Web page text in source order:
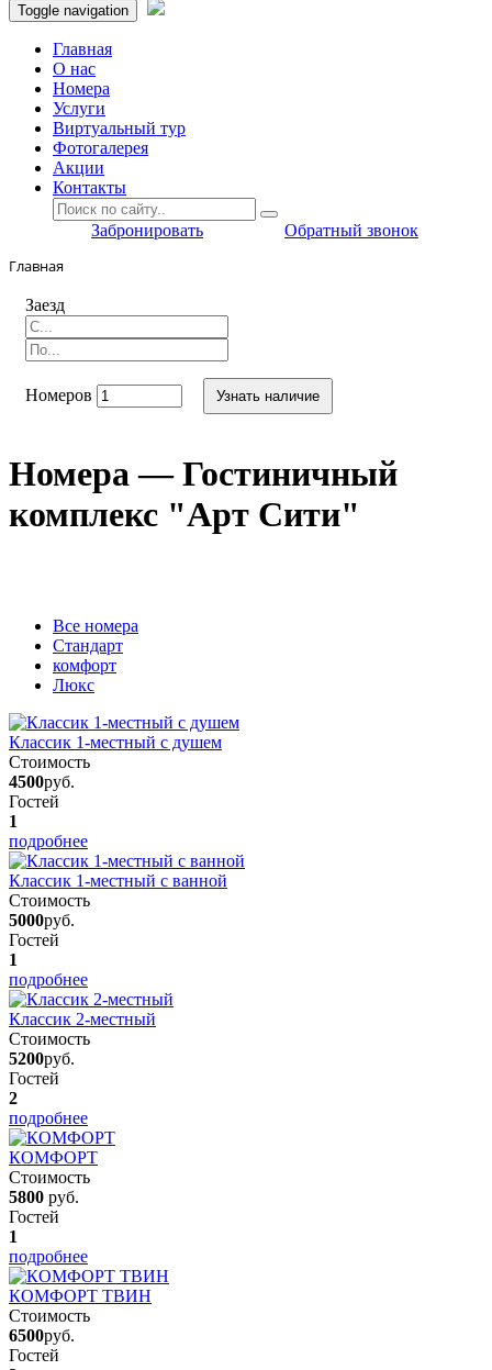
Toggle navigation
Главная
O нас
Номера
Услуги
Виртуальный тур
Фотогалерея
Акции
Контакты
Забронировать Обратный звонок
Главная
Заезд
Номеров Узнать наличие
Номера — Гостиничный
комплекс "Арт Сити"
Вcе номера
Стандарт
комфорт
Люкс
Классик 1-местный с душем
Стоимость
4500руб.
Гостей
1
подробнее
Классик 1-местный с ванной
Стоимость
5000руб.
Гостей
1
подробнее
Классик 2-местный
Стоимость
5200руб.
Гостей
2
подробнее
КОМФОРТ
Стоимость
5800 руб.
Гостей
1
подробнее
КОМФОРТ ТВИН
Стоимость
6500руб.
Гостей